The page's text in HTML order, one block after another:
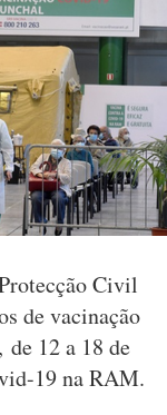
Civil
de vacinação
12 a 18 de
19 na RAM.